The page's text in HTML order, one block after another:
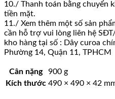
10./ Thanh toán bằng chuyển
tiền mặt.
11./ Xem thêm một số sản
cần hỗ trợ vui lòng liên hệ
kho hàng tại số : Dây curoa
Phường 14, Quận 11, TPHCM
Cân nặng
900 g
Kích thước 490 × 490 × 42